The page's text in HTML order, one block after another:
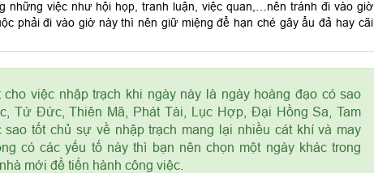
những việc như hội họp, tranh luận, việc quan,…nên tránh đi vào giờ
phải đi vào giờ này thì nên giữ miệng để hạn ché gây ẩu đả hay cãi
cho việc nhập trạch khi ngày này là ngày hoàng đạo có sao
Tứ Đức, Thiên Mã, Phát Tài, Lục Hợp, Đại Hồng Sa, Tam
tốt chủ sự về nhập trạch mang lại nhiều cát khí và may
có các yếu tố này thì bạn nên chọn một ngày khác trong
mới để tiến hành công việc.